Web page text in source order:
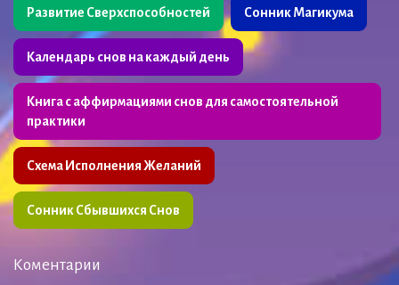
Развитие Сверхспособностей Сонник Магикума
Календарь снов на каждый день
Книга с аффирмациями снов для самостоятельной
практики
Схема Исполнения Желаний
Сонник Сбывшихся Снов
Коментарии